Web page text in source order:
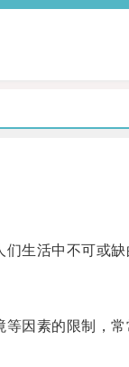
活中不可或缺
素的限制，常